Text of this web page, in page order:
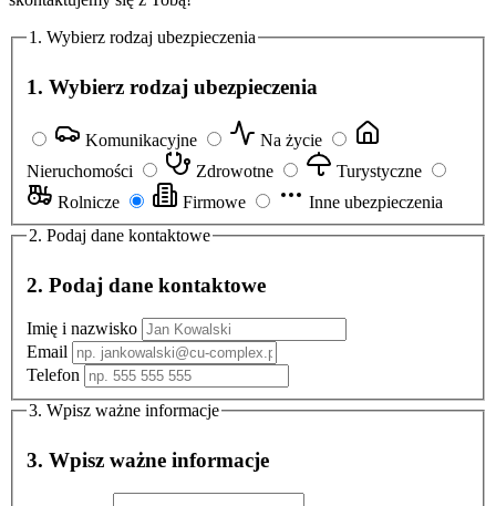
1. Wybierz rodzaj ubezpieczenia
1. Wybierz rodzaj ubezpieczenia
Komunikacyjne
Na życie
Nieruchomości
Zdrowotne
Turystyczne
Rolnicze
Firmowe
Inne ubezpieczenia
2. Podaj dane kontaktowe
2. Podaj dane kontaktowe
Imię i nazwisko
Email
Telefon
3. Wpisz ważne informacje
3. Wpisz ważne informacje